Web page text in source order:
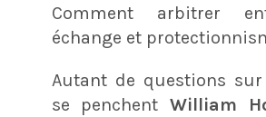
Comment arbitrer
échange et
Autant de questions
se penchentWilliam